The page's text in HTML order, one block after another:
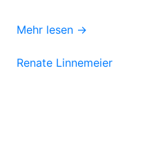
Mehr lesen →
Renate Linnemeier